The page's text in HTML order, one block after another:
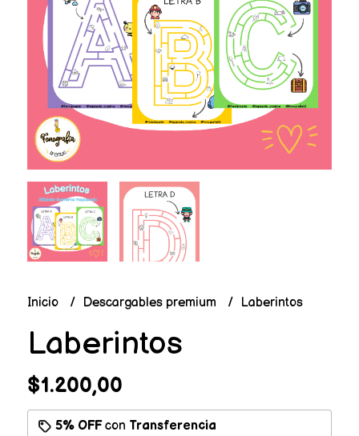
Inicio Descargables premium Laberintos
Laberintos
$1.200,00
5% OFFcon Transferencia